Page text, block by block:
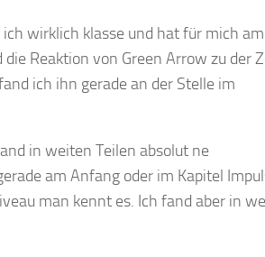
wirklich klasse und hat für mich am
Reaktion von Green Arrow zu der
ich ihn gerade an der Stelle im
in weiten Teilen absolut ne
am Anfang oder im Kapitel
man kennt es. Ich fand aber in